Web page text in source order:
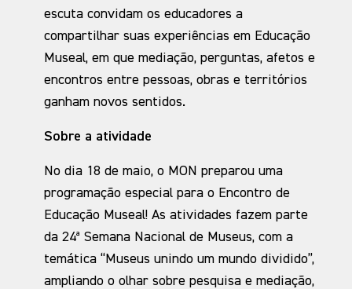
escuta convidam os educadores a
compartilhar suas experiências em Educação
Museal, em que mediação, perguntas, afetos e
encontros entre pessoas, obras e territórios
ganham novos sentidos.
Sobre a atividade
No dia 18 de maio, o MON preparou uma
programação especial para o Encontro de
Educação Museal! As atividades fazem parte
da 24ª Semana Nacional de Museus, com a
temática “Museus unindo um mundo dividido”,
ampliando o olhar sobre pesquisa e mediação,